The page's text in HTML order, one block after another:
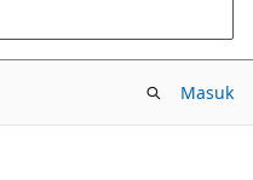
Masuk